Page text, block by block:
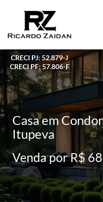
CRECI PJ: 52.879-J
CRECI PF: 57.806-F
Casa em
Itupeva
Venda por R$